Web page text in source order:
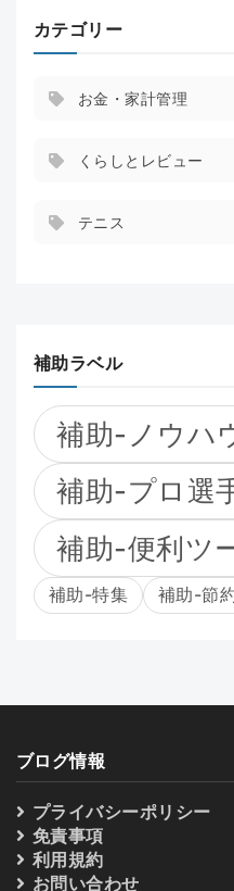
カテゴリー
お金・家計管理
くらしとレビュー
テニス
補助ラベル
補助-ノウハ
補助-プロ選
補助-便利ツ
補助-特集 補助-節
ブログ情報
プライバシーポリシー
免責事項
利用規約
お問い合わせ